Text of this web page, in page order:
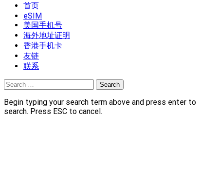
首页
eSIM
美国手机号
海外地址证明
香港手机卡
友链
联系
Search
for:
Begin typing your search term above and press enter to
search. Press ESC to cancel.